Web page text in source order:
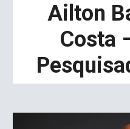
Ailton
Costa